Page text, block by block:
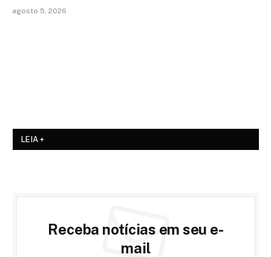
agosto 5, 2026
LEIA +
Receba notícias em seu e-
mail